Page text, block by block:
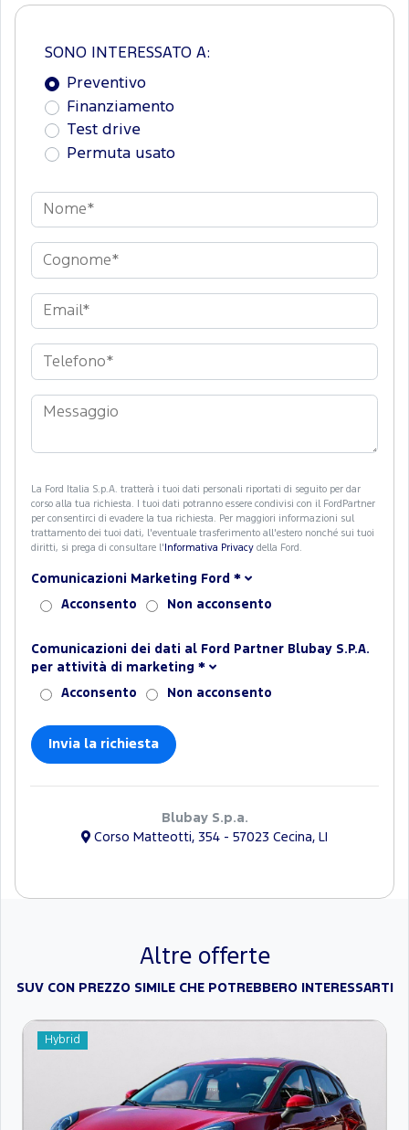
SONO INTERESSATO A:
Preventivo
Finanziamento
Test drive
Permuta usato
La Ford Italia S.p.A. tratterà i tuoi dati personali riportati di seguito per dar
corso alla tua richiesta. I tuoi dati potranno essere condivisi con il FordPartner
per consentirci di evadere la tua richiesta. Per maggiori informazioni sul
trattamento dei tuoi dati, l'eventuale trasferimento all'estero nonché sui tuoi
diritti, si prega di consultare l' Informativa Privacy della Ford.
Comunicazioni Marketing Ford *
Acconsento Non acconsento
Comunicazioni dei dati al Ford Partner Blubay S.P.A.
per attività di marketing *
Acconsento Non acconsento
Blubay S.p.a.
Corso Matteotti, 354 - 57023 Cecina, LI
Altre offerte
SUV CON PREZZO SIMILE CHE POTREBBERO INTERESSARTI
Hybrid